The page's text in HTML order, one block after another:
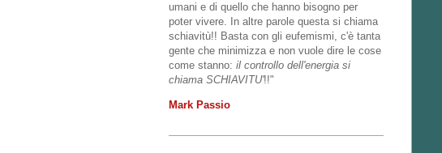
umani e di quello che hanno bisogno per
poter vivere. In altre parole questa si chiama
schiavitù!! Basta con gli eufemismi, c'è tanta
gente che minimizza e non vuole dire le cose
come stanno: il controllo dell'energia si
chiama SCHIAVITU'!!"
Mark Passio